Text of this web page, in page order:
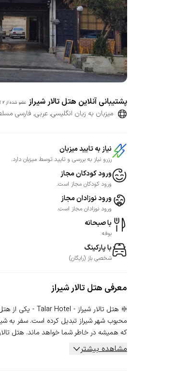
پشتیبانی آنلاین هتل تالار شیراز عضو شده از 2 آذر 1400
میزبان به زبان انگلیسی, عربی, فارسی
نیاز به تایید میزبان
رزرو نیاز به بررسی و تایید توسط میزبان دارد.
ورود کودکان مجاز
ورود کودکان مجاز است.
ورود نوزادان مجاز
ورود نوزادان مجاز است.
با صبحانه
بوفه
با پارکینگ
شخصی باز (رایگان)
معرفی هتل تالار شیراز
محبوب شهر شیراز تبدیل کرده است. سفر به
که همیشه در خاطر شما خواهد ماند. هتل
مشاهده بیشتر